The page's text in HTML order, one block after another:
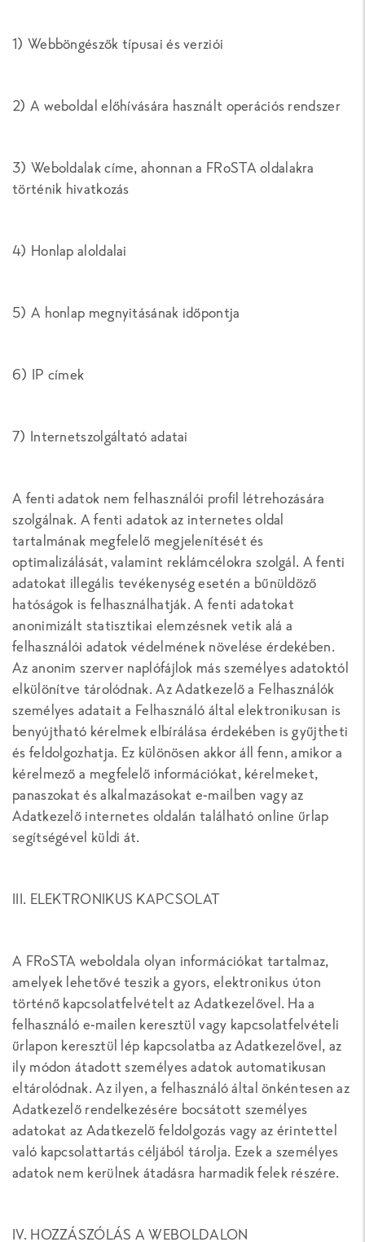
1) Webböngészők típusai és verziói
2) A weboldal előhívására használt operációs rendszer
3) Weboldalak címe, ahonnan a FRoSTA oldalakra
történik hivatkozás
4) Honlap aloldalai
5) A honlap megnyitásának időpontja
6) IP címek
7) Internetszolgáltató adatai
A fenti adatok nem felhasználói profil létrehozására
szolgálnak. A fenti adatok az internetes oldal
tartalmának megfelelő megjelenítését és
optimalizálását, valamint reklámcélokra szolgál. A fenti
adatokat illegális tevékenység esetén a bűnüldöző
hatóságok is felhasználhatják. A fenti adatokat
anonimizált statisztikai elemzésnek vetik alá a
felhasználói adatok védelmének növelése érdekében.
Az anonim szerver naplófájlok más személyes adatoktól
elkülönítve tárolódnak. Az Adatkezelő a Felhasználók
személyes adatait a Felhasználó által elektronikusan is
benyújtható kérelmek elbírálása érdekében is gyűjtheti
és feldolgozhatja. Ez különösen akkor áll fenn, amikor a
kérelmező a megfelelő információkat, kérelmeket,
panaszokat és alkalmazásokat e-mailben vagy az
Adatkezelő internetes oldalán található online űrlap
segítségével küldi át.
III. ELEKTRONIKUS KAPCSOLAT
A FRoSTA weboldala olyan információkat tartalmaz,
amelyek lehetővé teszik a gyors, elektronikus úton
történő kapcsolatfelvételt az Adatkezelővel. Ha a
felhasználó e-mailen keresztül vagy kapcsolatfelvételi
űrlapon keresztül lép kapcsolatba az Adatkezelővel, az
ily módon átadott személyes adatok automatikusan
eltárolódnak. Az ilyen, a felhasználó által önkéntesen az
Adatkezelő rendelkezésére bocsátott személyes
adatokat az Adatkezelő feldolgozás vagy az érintettel
való kapcsolattartás céljából tárolja. Ezek a személyes
adatok nem kerülnek átadásra harmadik felek részére.
IV. HOZZÁSZÓLÁS A WEBOLDALON